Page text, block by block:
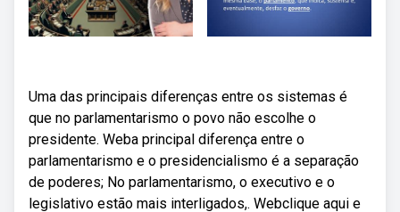
Uma das principais diferenças entre os sistemas é
que no parlamentarismo o povo não escolhe o
presidente. Weba principal diferença entre o
parlamentarismo e o presidencialismo é a separação
de poderes; No parlamentarismo, o executivo e o
legislativo estão mais interligados,. Webclique aqui e